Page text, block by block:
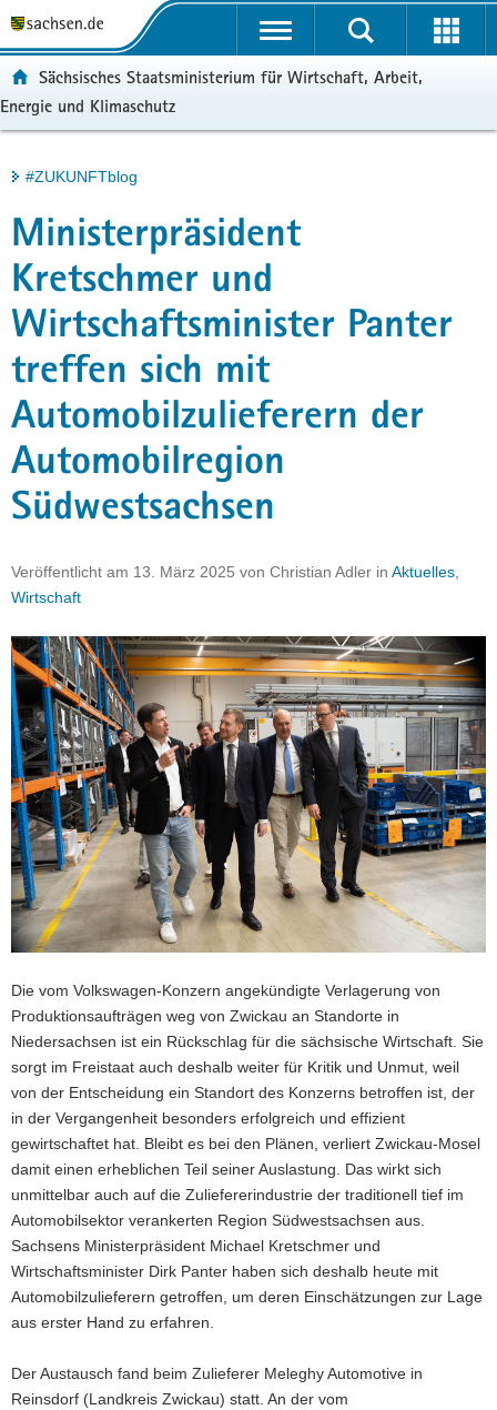
t
a
l
r
g
r
e
f
n
d
e
N
a
i
g
t
i
n
u
p
t
a
l
t
e
r
v
Portalübergreifende
Sächsisches Staatsministerium für Wirtschaft, Arbeit,
Energie und Klimaschutz
Hauptinhalt
#ZUKUNFTblog
Ministerpräsident
Kretschmer und
Wirtschaftsminister Panter
treffen sich mit
Automobilzulieferern der
Automobilregion
Südwestsachsen
Veröffentlicht am 13. März 2025 von Christian Adler in Aktuelles
Wirtschaft
Die vom Volkswagen-Konzern angekündigte Verlagerung von
Produktionsaufträgen weg von Zwickau an Standorte in
Niedersachsen ist ein Rückschlag für die sächsische Wirtschaft. Sie
sorgt im Freistaat auch deshalb weiter für Kritik und Unmut, weil
von der Entscheidung ein Standort des Konzerns betroffen ist, der
in der Vergangenheit besonders erfolgreich und effizient
gewirtschaftet hat. Bleibt es bei den Plänen, verliert Zwickau-Mosel
damit einen erheblichen Teil seiner Auslastung. Das wirkt sich
unmittelbar auch auf die Zuliefererindustrie der traditionell tief im
Automobilsektor verankerten Region Südwestsachsen aus.
Sachsens Ministerpräsident Michael Kretschmer und
Wirtschaftsminister Dirk Panter haben sich deshalb heute mit
Automobilzulieferern getroffen, um deren Einschätzungen zur Lage
aus erster Hand zu erfahren.
Der Austausch fand beim Zulieferer Meleghy Automotive in
Reinsdorf (Landkreis Zwickau) statt. An der vom